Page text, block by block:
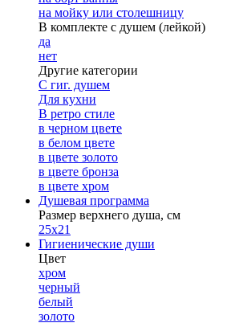
на мойку или столешницу
В комплекте с душем (лейкой)
да
нет
Другие категории
С гиг. душем
Для кухни
В ретро стиле
в черном цвете
в белом цвете
в цвете золото
в цвете бронза
в цвете хром
Душевая программа
Размер верхнего душа, см
25х21
Гигиенические души
Цвет
хром
черный
белый
золото